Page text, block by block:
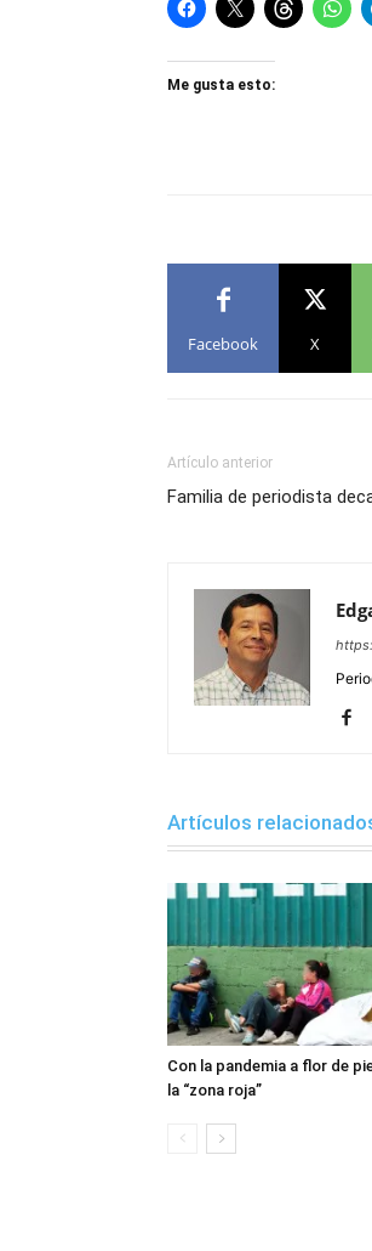
Me gusta esto:
Facebook X
Artículo anterior
Familia de periodista
Artículos
Con la pandemia a flor de
la “zona roja”